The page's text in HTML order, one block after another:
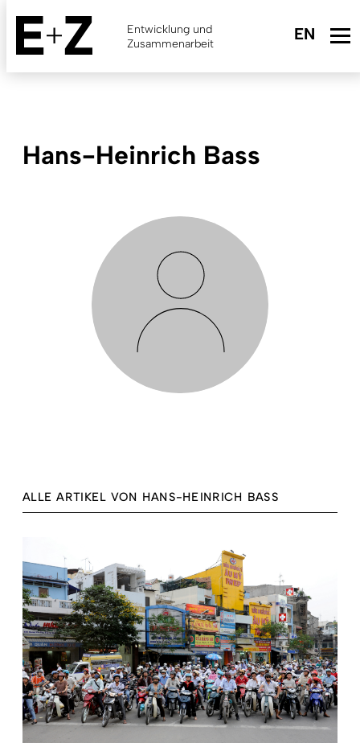
Skip
main
content
Entwicklung und
Zusammenarbeit
Hans-Heinrich Bass
ALLE ARTIKEL VON HANS-HEINRICH BASS